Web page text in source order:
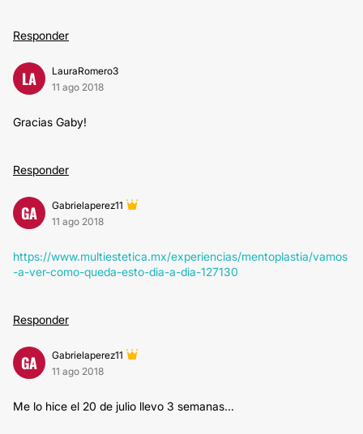
Responder
LA
LauraRomero3
11 ago 2018
Gracias Gaby!
Responder
GA
Gabrielaperez11
11 ago 2018
https://www.multiestetica.mx/experiencias/mentoplastia/vamos
-a-ver-como-queda-esto-dia-a-dia-127130
Responder
GA
Gabrielaperez11
11 ago 2018
Me lo hice el 20 de julio llevo 3 semanas...